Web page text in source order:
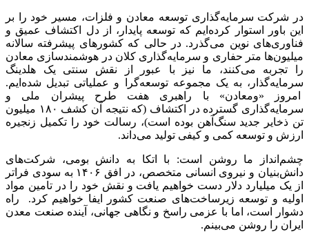
در شرکت سرمایه‌گذاری توسعه معادن و فلزات، مسیر خود را بر
این باور استوار کرده‌ایم که توسعه پایدار، از دل اکتشاف عمیق و
فناوری‌های نوین می‌گذرد. در حالی که کشورهای پیشرفته سالانه
میلیون‌ها متر حفاری و سرمایه‌گذاری کلان در هوشمندسازی معادن
را تجربه می‌کنند، ما نیز با عبور از نقش سنتی یک هلدینگ
سرمایه‌گذار، به یک مجموعه توسعه‌گرا و عملیاتی تبدیل شده‌ایم.
امروز «ومعادن» با راهبری هفت طرح پیشران ملی و
سرمایه‌گذاری گسترده در اکتشاف (که نتیجه آن کشف ۱۸۰ میلیون
تن ذخایر جدید سنگ‌آهن بوده است)، رسالت خود را تکمیل زنجیره
ارزش و توسعه کمی و کیفی تولید می‌داند.
چشم‌انداز ما روشن است: با اتکا به دانش بومی، شرکت‌های
دانش‌بنیان و نیروی انسانی متخصص، در افق ۱۴۰۶ به سودی فراتر
از یک میلیارد دلار دست خواهیم یافت و نقش خود را در تامین مواد
اولیه و توسعه زیرساخت‌های صنعت کشور ایفا خواهیم کرد. راه
دشوار است، اما با عزمی راسخ و نگاهی جهانی، آینده صنعت معدن
ایران را روشن می‌بینم.